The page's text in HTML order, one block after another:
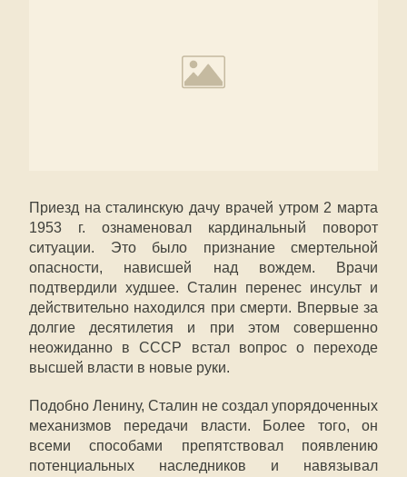
Приезд на сталинскую дачу врачей утром 2 марта
1953 г. ознаменовал кардинальный поворот
ситуации. Это было признание смертельной
опасности, нависшей над вождем. Врачи
подтвердили худшее. Сталин перенес инсульт и
действительно находился при смерти. Впервые за
долгие десятилетия и при этом совершенно
неожиданно в СССР встал вопрос о переходе
высшей власти в новые руки.
Подобно Ленину, Сталин не создал упорядоченных
механизмов передачи власти. Более того, он
всеми способами препятствовал появлению
потенциальных наследников и навязывал